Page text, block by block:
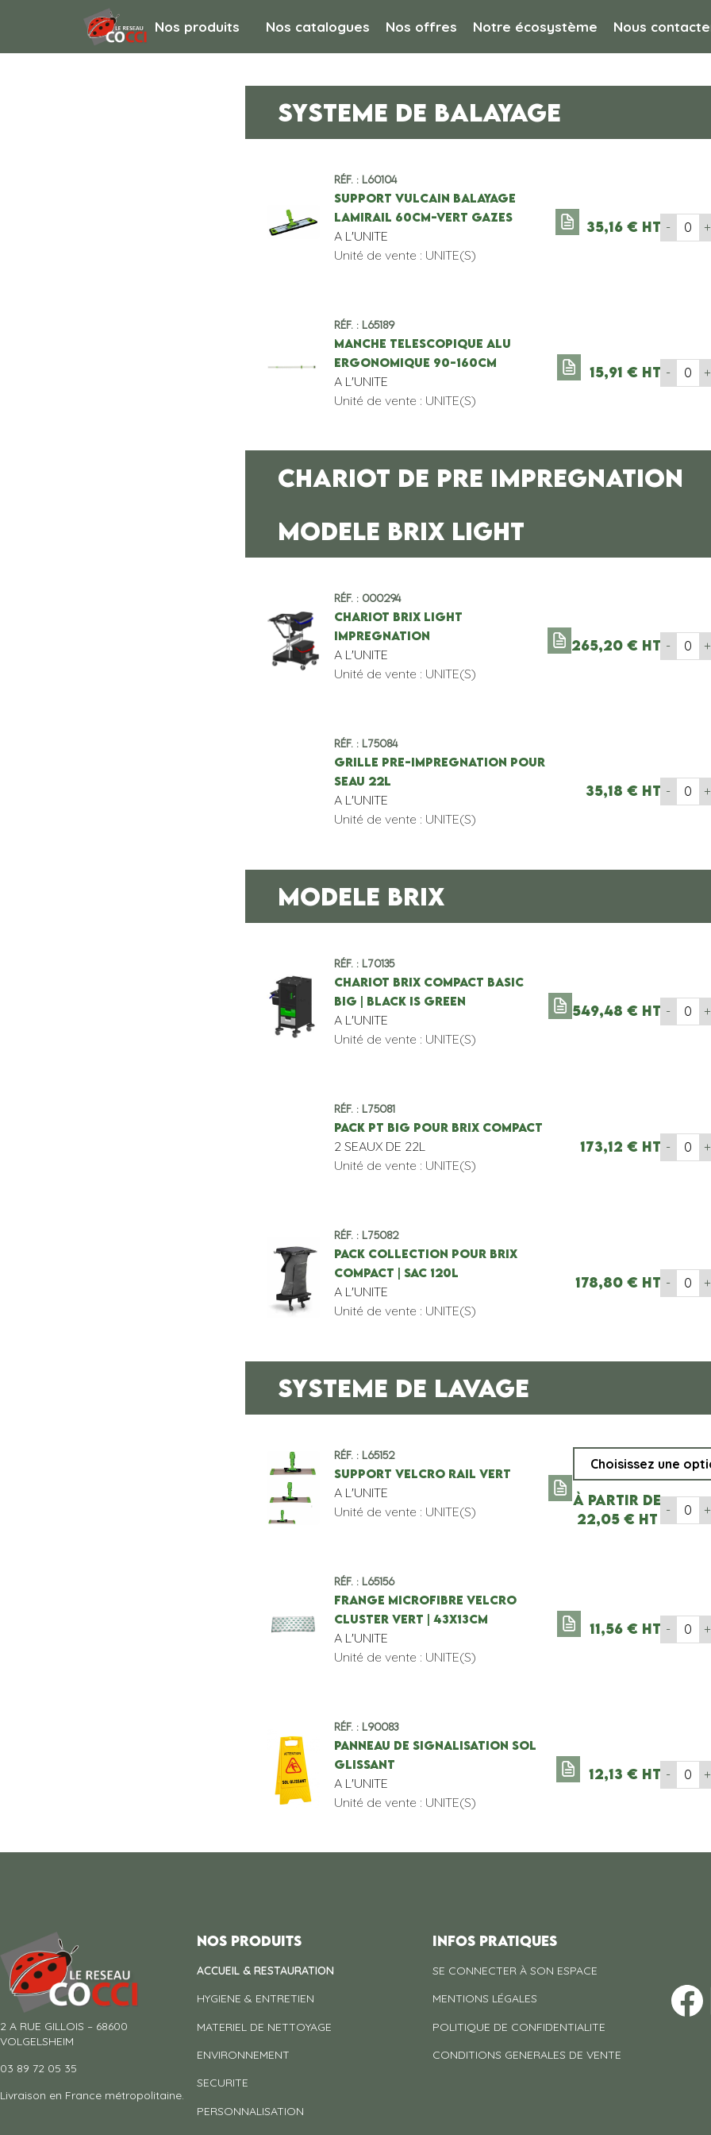
Nos produits Nos catalogues Nos offres Notre écosystème Nous
SYSTEME DE BALAYAGE
Réf. : L60104
SUPPORT VULCAIN BALAYAGE
LAMIRAIL 60cm-VERT GAZES
A L'UNITE
Unité de vente : UNITE(S)
35,16€ HT - +
Réf. : L65189
MANCHE TELESCOPIQUE ALU
ERGONOMIQUE 90-160cm
A L'UNITE
Unité de vente : UNITE(S)
15,91€ HT - +
CHARIOT DE PRE IMPREGNATION
MODELE BRIX LIGHT
Réf. : 000294
CHARIOT BRIX LIGHT
IMPREGNATION
A L'UNITE
Unité de vente : UNITE(S)
265,20€ HT - +
Réf. : L75084
GRILLE PRE-IMPREGNATION POUR
SEAU 22L
A L'UNITE
Unité de vente : UNITE(S)
35,18€ HT - +
MODELE BRIX
Réf. : L70135
CHARIOT BRIX COMPACT BASIC
BIG | BLACK IS GREEN
A L'UNITE
Unité de vente : UNITE(S)
549,48€ HT - +
Réf. : L75081
PACK PT BIG POUR BRIX COMPACT
2 SEAUX DE 22L
Unité de vente : UNITE(S)
173,12€ HT - +
Réf. : L75082
PACK COLLECTION POUR BRIX
COMPACT | SAC 120L
A L'UNITE
Unité de vente : UNITE(S)
178,80€ HT - +
SYSTEME DE LAVAGE
Réf. : L65152
SUPPORT VELCRO RAIL VERT
A L'UNITE
Unité de vente : UNITE(S)
À partir de
22,05 € HT
- +
Réf. : L65156
FRANGE MICROFIBRE VELCRO
CLUSTER VERT | 43x13CM
A L'UNITE
Unité de vente : UNITE(S)
11,56€ HT - +
Réf. : L90083
PANNEAU DE SIGNALISATION SOL
GLISSANT
A L'UNITE
Unité de vente : UNITE(S)
12,13€ HT - +
2 A RUE GILLOIS – 68600
VOLGELSHEIM
03 89 72 05 35
Livraison en France métropolitaine.
Nos produits
ACCUEIL & RESTAURATION
HYGIENE & ENTRETIEN
MATERIEL DE NETTOYAGE
ENVIRONNEMENT
SECURITE
PERSONNALISATION
INFOS PRATIQUES
SE CONNECTER À SON ESPACE
MENTIONS LÉGALES
POLITIQUE DE CONFIDENTIALITE
CONDITIONS GENERALES DE VENTE